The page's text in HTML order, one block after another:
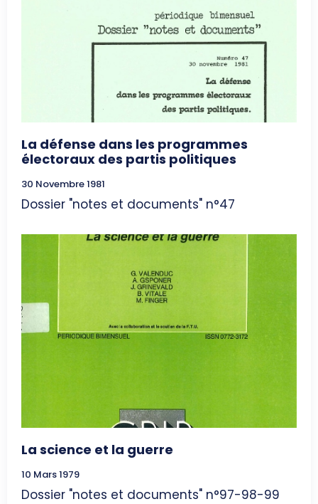
La défense dans les programmes
électoraux des partis politiques
30 Novembre 1981
Dossier "notes et documents" n°47
La science et la guerre
10 Mars 1979
Dossier "notes et documents" n°97-98-99